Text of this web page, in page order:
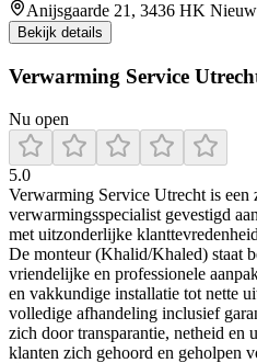
Anijsgaarde 21, 3436 HK
Bekijk details
Verwarming Service
Nu open
5.0
Verwarming Service Utrecht is een
verwarmingsspecialist gevestigd
met uitzonderlijke
De monteur (Khalid/Khaled) staat
vriendelijke en professionele
en vakkundige installatie tot nette
volledige afhandeling inclusief
zich door transparantie, netheid en
klanten zich gehoord en geholpen